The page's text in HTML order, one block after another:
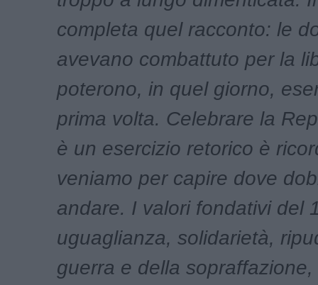
completa quel racconto: le
avevano combattuto per la
poterono, in quel giorno,
prima volta. Celebrare la
è un esercizio retorico è
veniamo per capire dove
andare. I valori fondativi del
uguaglianza, solidarietà,
guerra e della